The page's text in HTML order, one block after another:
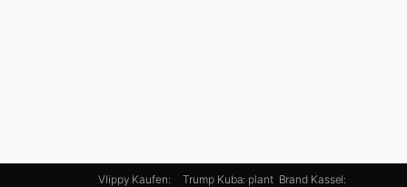
Vlippy Kaufen:
Trump Kuba: plant Brand Kassel: